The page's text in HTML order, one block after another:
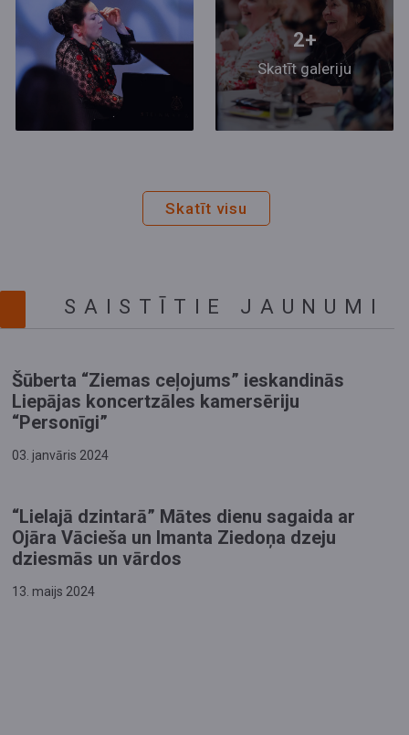
2+
Skatīt galeriju
Skatīt visu
SAISTĪTIE JAUNUMI
Šūberta “Ziemas ceļojums” ieskandinās
Liepājas koncertzāles kamersēriju
“Personīgi”
03. janvāris 2024
“Lielajā dzintarā” Mātes dienu sagaida ar
Ojāra Vācieša un Imanta Ziedoņa dzeju
dziesmās un vārdos
13. maijs 2024